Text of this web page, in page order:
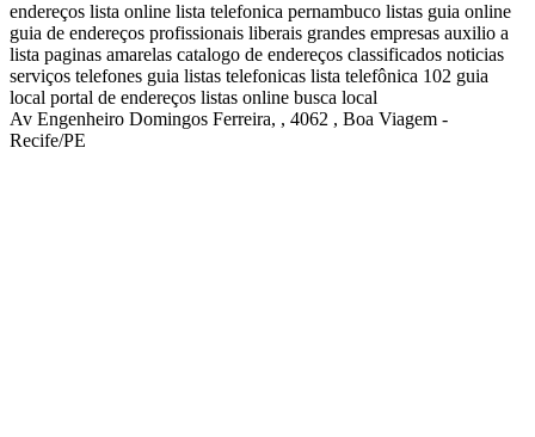
endereços lista online lista telefonica pernambuco listas guia online
guia de endereços profissionais liberais grandes empresas auxilio a
lista paginas amarelas catalogo de endereços classificados noticias
serviços telefones guia listas telefonicas lista telefônica 102 guia
local portal de endereços listas online busca local
Av Engenheiro Domingos Ferreira, , 4062 , Boa Viagem -
Recife/PE